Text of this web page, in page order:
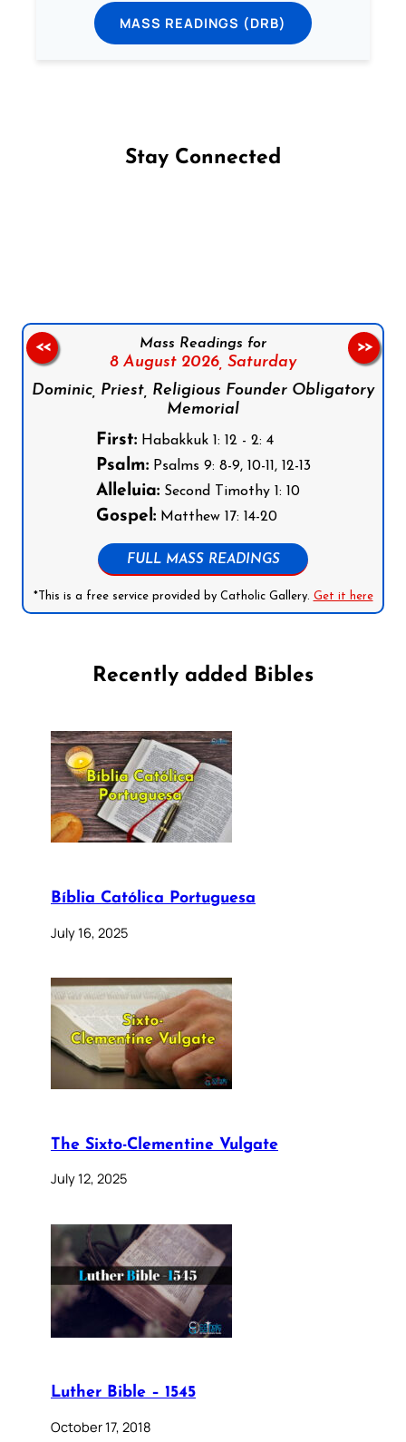
MASS READINGS (DRB)
Stay Connected
Mass Readings for
8 August 2026, Saturday
Dominic, Priest, Religious Founder Obligatory
Memorial
First:Habakkuk 1: 12 - 2: 4
Psalm:Psalms 9: 8-9, 10-11, 12-13
Alleluia:Second Timothy 1: 10
Gospel:Matthew 17: 14-20
FULL MASS READINGS
*This is a free service provided by Catholic Gallery. Get it here
<< >>
Recently added Bibles
Bíblia Católica Portuguesa
July 16, 2025
The Sixto-Clementine Vulgate
July 12, 2025
Luther Bible – 1545
October 17, 2018